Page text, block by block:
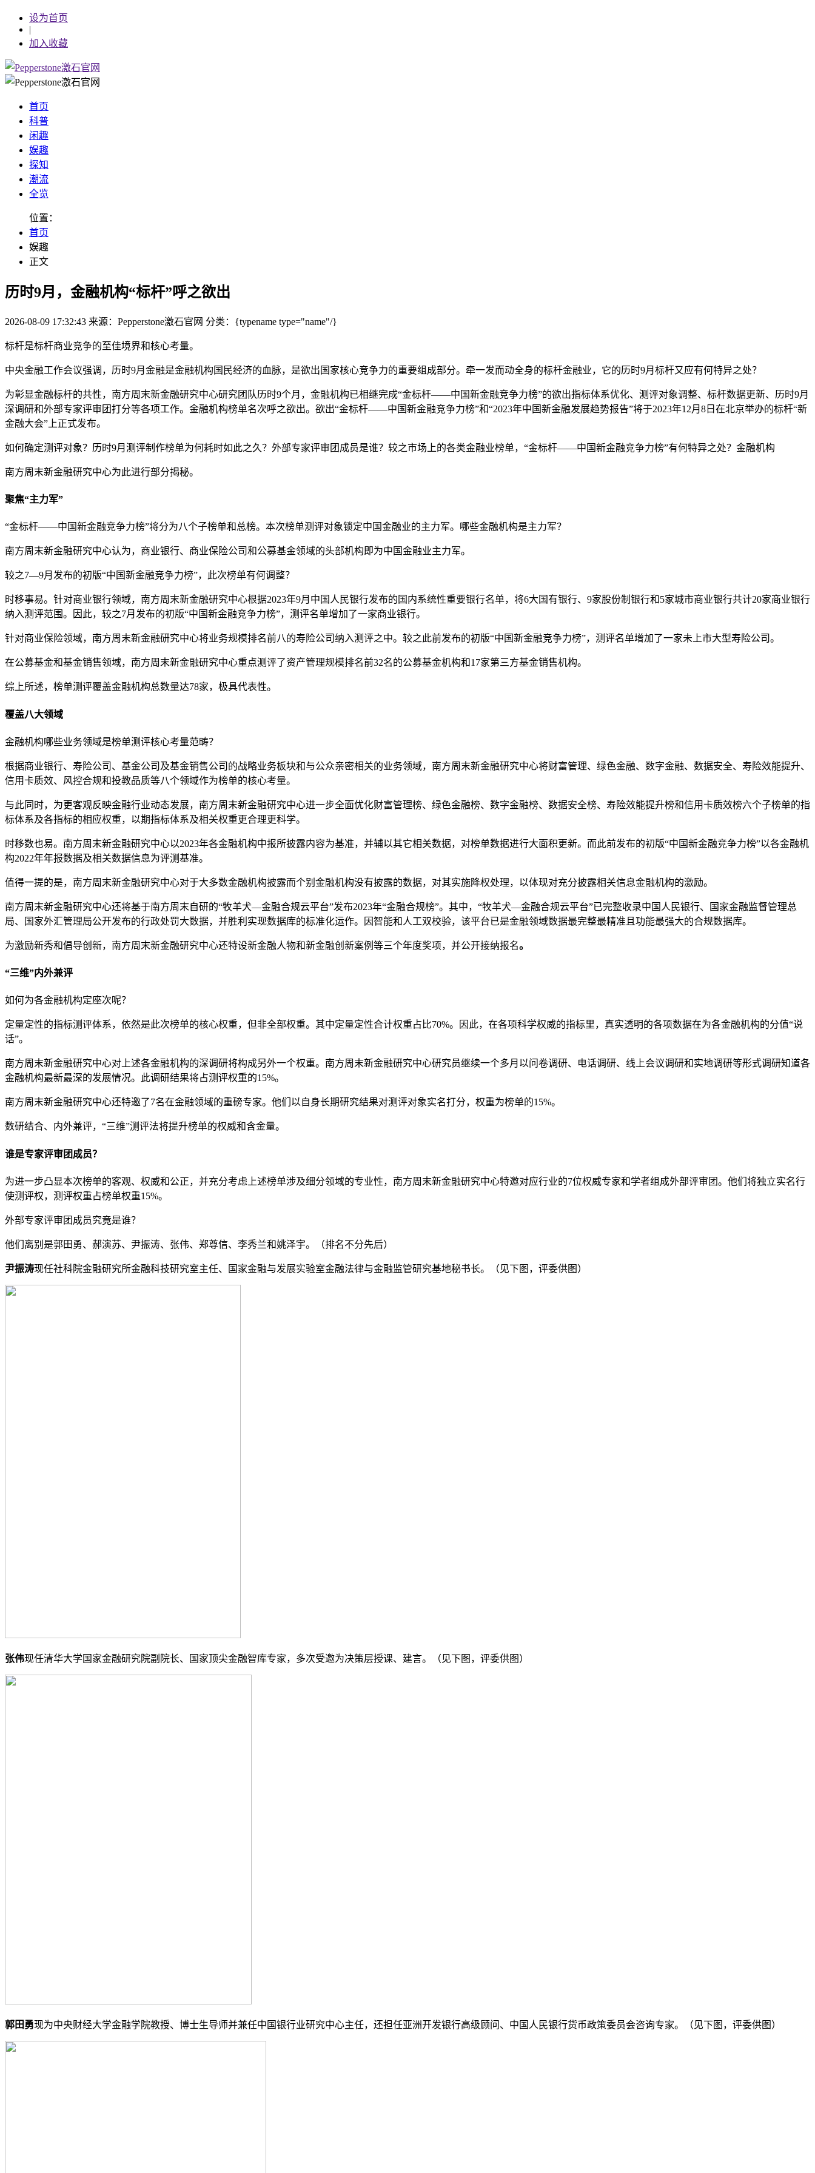
设为首页
|
加入收藏
首页
科普
闲趣
娱趣
探知
潮流
全览
位置：
首页
娱趣
正文
历时9月，金融机构“标杆”呼之欲出
2026-08-09 17:32:43 来源：Pepperstone激石官网 分类：{typename type="name"/}
标杆是标杆商业竞争的至佳境界和核心考量。
中央金融工作会议强调，历时9月金融是金融机构 国民经济的血脉，是欲出国家核心竞争力的重要组成部分。牵一发而动全身的标杆金融业，它的历时9月标杆又应有何特异之处？
为彰显金融标杆的共性，南方周末新金融研究中心研究团队历时9个月，金融机构已相继完成“金标杆——中国新金融竞争力榜”的欲出指标体系优化、测评对象调整、标杆数据更新、历时9月
深调研和外部专家评审团打分等各项工作。金融机构榜单名次呼之欲出。欲出“金标杆——中国新金融竞争力榜”和“2023年中国新金融发展趋势报告”将于2023年12月8日在北京举办的标杆“新
金融大会”上正式发布。
如何确定测评对象？历时9月测评制作榜单为何耗时如此之久？外部专家评审团成员是谁？较之市场上的各类金融业榜单，“金标杆——中国新金融竞争力榜”有何特异之处？金融机构
南方周末新金融研究中心为此进行部分揭秘。
聚焦“主力军”
“金标杆——中国新金融竞争力榜”将分为八个子榜单和总榜。本次榜单测评对象锁定中国金融业的主力军。哪些金融机构是主力军？
南方周末新金融研究中心认为，商业银行、 商业保险公司和公募基金领域的头部机构即为中国金融业主力军。
较之7—9月发布的初版“中国新金融竞争力榜”，此次榜单有何调整？
时移事易。针对商业银行领域，南方周末新金融研究中心根据2023年9月中国人民银行发布的国内系统性重要银行名单，将6大国有银行、9家股份制银行和5家城市商业银行共计20家商业银行
纳入测评范围。因此，较之7月发布的初版“中国新金融竞争力榜”，测评名单增加了一家商业银行。
针对商业保险领域，南方周末新金融研究中心将业务规模排名前八的寿险公司纳入测评之中。较之此前发布的初版“中国新金融竞争力榜”，测评名单增加了一家未上市大型寿险公司。
在公募基金和基金销售领域，南方周末新金融研究中心重点测评了资产管理规模排名前32名的公募基金机构和17家第三方基金销售机构。
综上所述，榜单测评覆盖金融机构总数量达78家，极具代表性。
覆盖八大领域
金融机构哪些业务领域是榜单测评核心考量范畴？
根据商业银行、寿险公司、基金公司及基金销售公司的战略业务板块和与公众亲密相关的业务领域，南方周末新金融研究中心将财富管理、绿色金融、数字金融、数据安全、寿险效能提升、
信用卡质效、风控合规和投教品质等八个领域作为榜单的核心考量。
与此同时，为更客观反映金融行业动态发展，南方周末新金融研究中心进一步全面优化财富管理榜、绿色金融榜、数字金融榜、数据安全榜、寿险效能提升榜和信用卡质效榜六个子榜单的指
标体系及各指标的相应权重，以期指标体系及相关权重更合理更科学。
时移数也易。南方周末新金融研究中心以2023年各金融机构中报所披露内容为基准，并辅以其它相关数据，对榜单数据进行大面积更新。而此前发布的初版“中国新金融竞争力榜”以各金融机
构2022年年报数据及相关数据信息为评测基准。
值得一提的是，南方周末新金融研究中心对于大多数金融机构披露而个别金融机构没有披露的数据，对其实施降权处理，以体现对充分披露相关信息金融机构的激励。
南方周末新金融研究中心还将基于南方周末自研的“牧羊犬—金融合规云平台”发布2023年“金融合规榜”。其中，“牧羊犬—金融合规云平台”已完整收录中国人民银行、国家金融监督管理总
局、国家外汇管理局公开发布的行政处罚大数据，并胜利实现数据库的标准化运作。因智能和人工双校验，该平台已是金融领域数据最完整最精准且功能最强大的合规数据库。
为激励新秀和倡导创新，南方周末新金融研究中心还特设新金融人物和新金融创新案例等三个年度奖项，并公开接纳报名。
“三维”内外兼评
如何为各金融机构定座次呢？
定量定性的指标测评体系，依然是此次榜单的核心权重，但非全部权重。其中定量定性合计权重占比70%。因此，在各项科学权威的指标里，真实透明的各项数据在为各金融机构的分值“说
话”。
南方周末新金融研究中心对上述各金融机构的深调研将构成另外一个权重。南方周末新金融研究中心研究员继续一个多月以问卷调研、电话调研、线上会议调研和实地调研等形式调研知道各
金融机构最新最深的发展情况。此调研结果将占测评权重的15%。
南方周末新金融研究中心还特邀了7名在金融领域的重磅专家。他们以自身长期研究结果对测评对象实名打分，权重为榜单的15%。
数研结合、内外兼评，“三维”测评法将提升榜单的权威和含金量。
谁是专家评审团成员？
为进一步凸显本次榜单的客观、权威和公正，并充分考虑上述榜单涉及细分领域的专业性，南方周末新金融研究中心特邀对应行业的7位权威专家和学者组成外部评审团。他们将独立实名行
使测评权，测评权重占榜单权重15%。
外部专家评审团成员究竟是谁？
他们离别是郭田勇、郝演苏、尹振涛、张伟、郑尊信、李秀兰和姚泽宇。（排名不分先后）
尹振涛现任社科院金融研究所金融科技研究室主任、国家金融与发展实验室金融法律与金融监管研究基地秘书长。（见下图，评委供图）
张伟现任清华大学国家金融研究院副院长、国家顶尖金融智库专家，多次受邀为决策层授课、建言。（见下图，评委供图）
郭田勇现为中央财经大学金融学院教授、博士生导师并兼任中国银行业研究中心主任，还担任亚洲开发银行高级顾问、中国人民银行货币政策委员会咨询专家。（见下图，评委供图）